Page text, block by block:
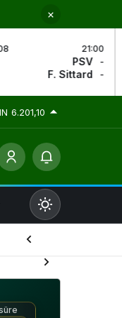
AZ
Den
6.201,10
Mod
değiştir